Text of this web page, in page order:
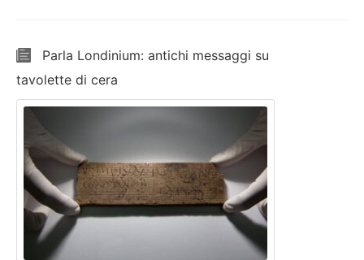
Parla Londinium: antichi messaggi su
tavolette di cera